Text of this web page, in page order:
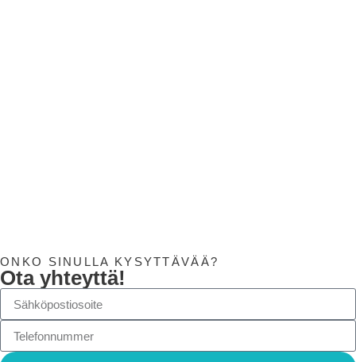
ONKO SINULLA KYSYTTÄVÄÄ?
Ota yhteyttä!